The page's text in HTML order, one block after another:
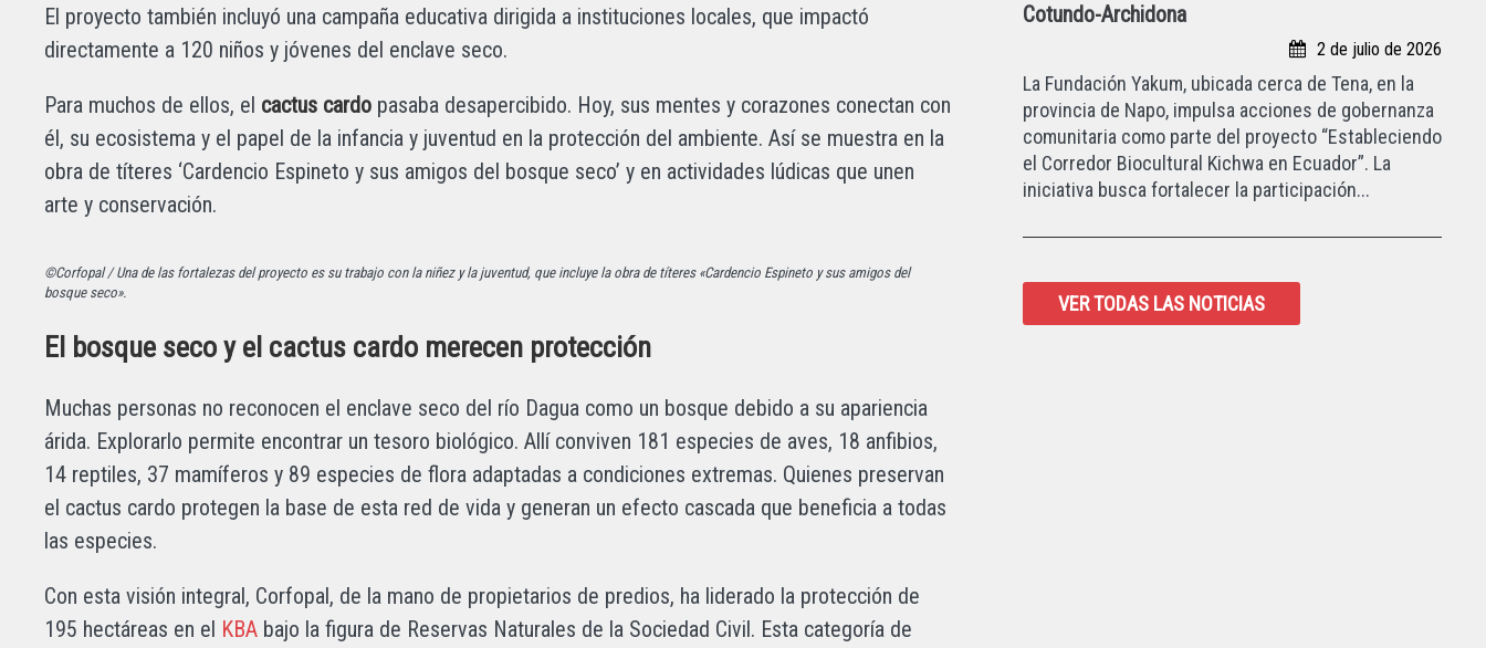
El proyecto también incluyó una campaña educativa dirigida a instituciones locales, que impactó
directamente a 120 niños y jóvenes del enclave seco.
Para muchos de ellos, el cactus cardo pasaba desapercibido. Hoy, sus mentes y corazones conectan con
él, su ecosistema y el papel de la infancia y juventud en la protección del ambiente. Así se muestra en la
obra de títeres ‘Cardencio Espineto y sus amigos del bosque seco’ y en actividades lúdicas que unen
arte y conservación.
©Corfopal / Una de las fortalezas del proyecto es su trabajo con la niñez y la juventud, que incluye la obra de títeres «Cardencio Espineto y sus amigos del
bosque seco».
El bosque seco y el cactus cardo merecen protección
Muchas personas no reconocen el enclave seco del río Dagua como un bosque debido a su apariencia
árida. Explorarlo permite encontrar un tesoro biológico. Allí conviven 181 especies de aves, 18 anfibios,
14 reptiles, 37 mamíferos y 89 especies de flora adaptadas a condiciones extremas. Quienes preservan
el cactus cardo protegen la base de esta red de vida y generan un efecto cascada que beneficia a todas
las especies.
Con esta visión integral, Corfopal, de la mano de propietarios de predios, ha liderado la protección de
195 hectáreas en el KBA bajo la figura de Reservas Naturales de la Sociedad Civil. Esta categoría de
Cotundo-Archidona
2 de julio de 2026
La Fundación Yakum, ubicada cerca de Tena, en la
provincia de Napo, impulsa acciones de gobernanza
comunitaria como parte del proyecto “Estableciendo
el Corredor Biocultural Kichwa en Ecuador”. La
iniciativa busca fortalecer la participación...
VER TODAS LAS NOTICIAS